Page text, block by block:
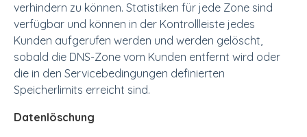
verhindern zu können. Statistiken für jede Zone sind
verfügbar und können in der Kontrollleiste jedes
Kunden aufgerufen werden und werden gelöscht,
sobald die DNS-Zone vom Kunden entfernt wird oder
die in den Servicebedingungen definierten
Speicherlimits erreicht sind.
Datenlöschung